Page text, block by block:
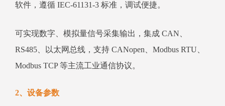
软件，遵循 IEC‑61131‑3 标准，调试便捷。
可实现数字、模拟量信号采集输出，集成 CAN、
RS485、以太网总线，支持 CANopen、Modbus RTU、
Modbus TCP 等主流工业通信协议。
2、设备参数